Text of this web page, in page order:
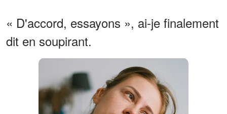
« D'accord, essayons », ai-je finalement
dit en soupirant.